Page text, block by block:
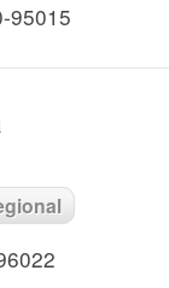
95015